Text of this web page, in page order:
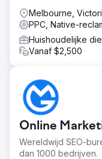
Melbourne,
PPC, Native-
Huishoudelijke
Vanaf $2,500
Online
Wereldwijd SEO-
dan 1000 bedrijven.